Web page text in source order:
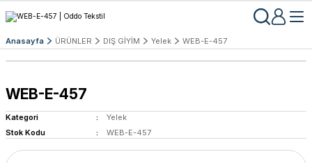
Anasayfa ÜRÜNLER DIŞ GİYİM Yelek WEB-E-457
WEB-E-457
Kategori
Yelek
Stok Kodu
WEB-E-457